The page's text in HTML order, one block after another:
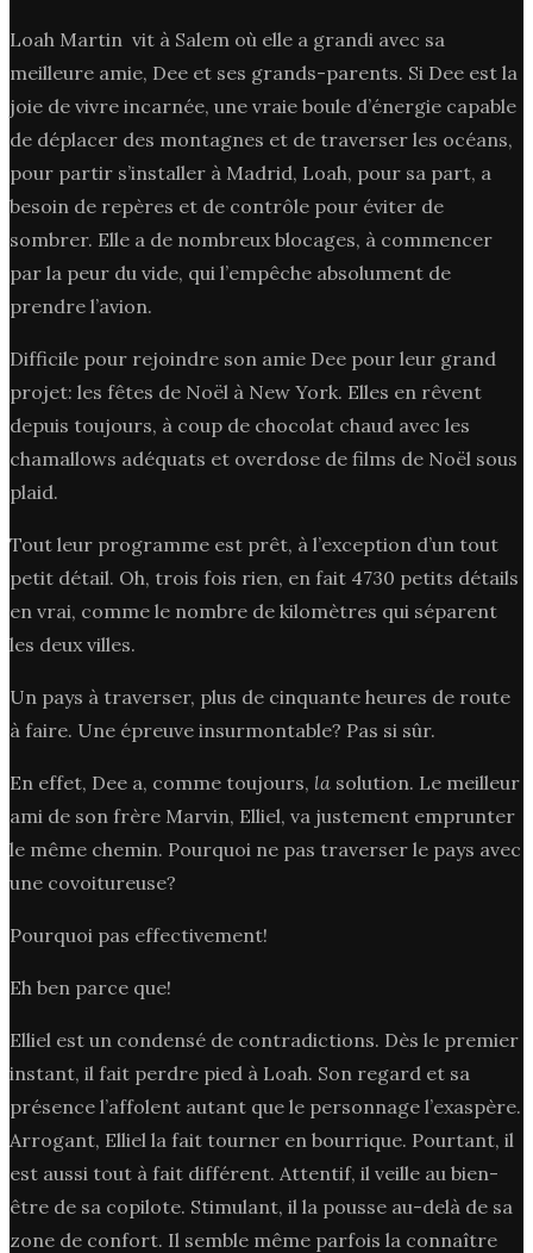
Loah Martin vit à Salem où elle a grandi avec sa
meilleure amie, Dee et ses grands-parents. Si Dee est la
joie de vivre incarnée, une vraie boule d’énergie capable
de déplacer des montagnes et de traverser les océans,
pour partir s’installer à Madrid, Loah, pour sa part, a
besoin de repères et de contrôle pour éviter de
sombrer. Elle a de nombreux blocages, à commencer
par la peur du vide, qui l’empêche absolument de
prendre l’avion.
Difficile pour rejoindre son amie Dee pour leur grand
projet: les fêtes de Noël à New York. Elles en rêvent
depuis toujours, à coup de chocolat chaud avec les
chamallows adéquats et overdose de films de Noël sous
plaid.
Tout leur programme est prêt, à l’exception d’un tout
petit détail. Oh, trois fois rien, en fait 4730 petits détails
en vrai, comme le nombre de kilomètres qui séparent
les deux villes.
Un pays à traverser, plus de cinquante heures de route
à faire. Une épreuve insurmontable? Pas si sûr.
En effet, Dee a, comme toujours, la solution. Le meilleur
ami de son frère Marvin, Elliel, va justement emprunter
le même chemin. Pourquoi ne pas traverser le pays avec
une covoitureuse?
Pourquoi pas effectivement!
Eh ben parce que!
Elliel est un condensé de contradictions. Dès le premier
instant, il fait perdre pied à Loah. Son regard et sa
présence l’affolent autant que le personnage l’exaspère.
Arrogant, Elliel la fait tourner en bourrique. Pourtant, il
est aussi tout à fait différent. Attentif, il veille au bien-
être de sa copilote. Stimulant, il la pousse au-delà de sa
zone de confort. Il semble même parfois la connaître